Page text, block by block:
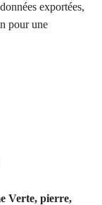
exportées,
pour une
Verte, pierre,